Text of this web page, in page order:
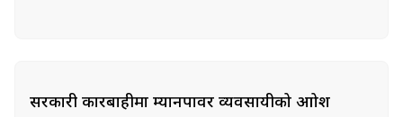
सरकारी कारबाहीमा म्यानपावर व्यवसायीको आक्रोश